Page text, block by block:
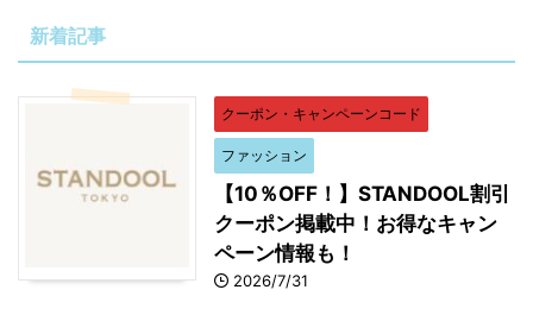
新着記事
クーポン・キャンペーンコード
ファッション
【10％OFF！】STANDOOL割引
クーポン掲載中！お得なキャン
ペーン情報も！
2026/7/31